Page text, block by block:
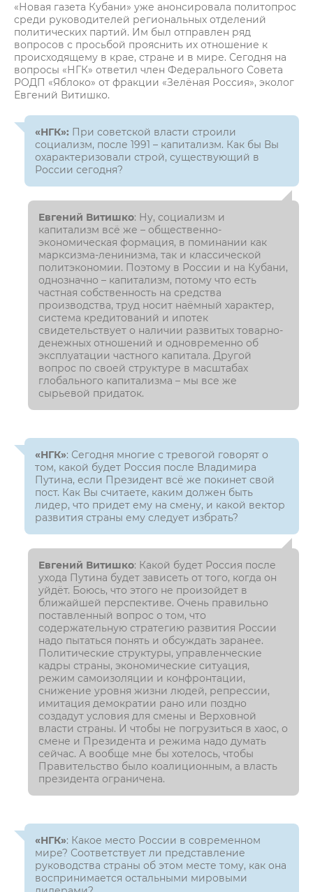
«Новая газета Кубани» уже анонсировала политопрос
среди руководителей региональных отделений
политических партий. Им был отправлен ряд
вопросов с просьбой прояснить их отношение к
происходящему в крае, стране и в мире. Сегодня на
вопросы «НГК» ответил член Федерального Совета
РОДП «Яблоко» от фракции «Зелёная Россия», эколог
Евгений Витишко.
«НГК»: При советской власти строили
социализм, после 1991 – капитализм. Как бы Вы
охарактеризовали строй, существующий в
России сегодня?
Евгений Витишко: Ну, социализм и
капитализм всё же – общественно-
экономическая формация, в поминании как
марксизма-ленинизма, так и классической
политэкономии. Поэтому в России и на Кубани,
однозначно – капитализм, потому что есть
частная собственность на средства
производства, труд носит наёмный характер,
система кредитований и ипотек
свидетельствует о наличии развитых товарно-
денежных отношений и одновременно об
эксплуатации частного капитала. Другой
вопрос по своей структуре в масштабах
глобального капитализма – мы все же
сырьевой придаток.
«НГК»: Сегодня многие с тревогой говорят о
том, какой будет Россия после Владимира
Путина, если Президент всё же покинет свой
пост. Как Вы считаете, каким должен быть
лидер, что придет ему на смену, и какой вектор
развития страны ему следует избрать?
Евгений Витишко: Какой будет Россия после
ухода Путина будет зависеть от того, когда он
уйдёт. Боюсь, что этого не произойдет в
ближайшей перспективе. Очень правильно
поставленный вопрос о том, что
содержательную стратегию развития России
надо пытаться понять и обсуждать заранее.
Политические структуры, управленческие
кадры страны, экономические ситуация,
режим самоизоляции и конфронтации,
снижение уровня жизни людей, репрессии,
имитация демократии рано или поздно
создадут условия для смены и Верховной
власти страны. И чтобы не погрузиться в хаос, о
смене и Президента и режима надо думать
сейчас. А вообще мне бы хотелось, чтобы
Правительство было коалиционным, а власть
президента ограничена.
«НГК»: Какое место России в современном
мире? Соответствует ли представление
руководства страны об этом месте тому, как она
воспринимается остальными мировыми